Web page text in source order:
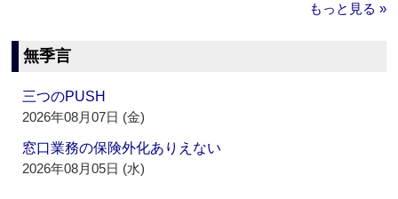
もっと見る »
無季言
三つのPUSH
2026年08月07日 (金)
窓口業務の保険外化ありえない
2026年08月05日 (水)